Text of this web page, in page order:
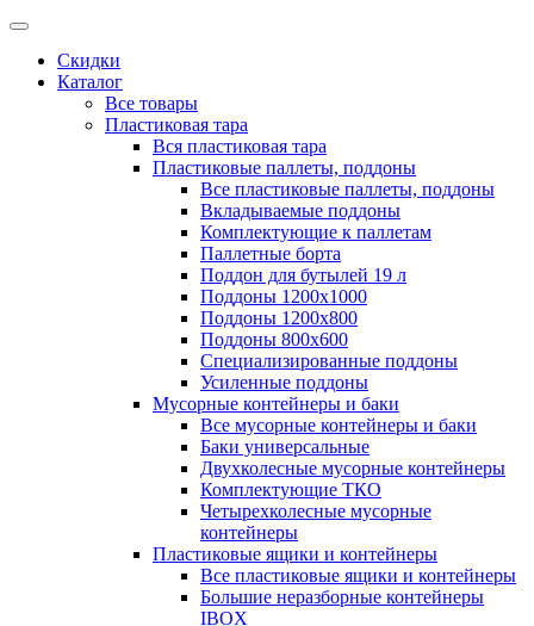
Скидки
Каталог
Все товары
Пластиковая тара
Вся пластиковая тара
Пластиковые паллеты, поддоны
Все пластиковые паллеты, поддоны
Вкладываемые поддоны
Комплектующие к паллетам
Паллетные борта
Поддон для бутылей 19 л
Поддоны 1200х1000
Поддоны 1200х800
Поддоны 800х600
Специализированные поддоны
Усиленные поддоны
Мусорные контейнеры и баки
Все мусорные контейнеры и баки
Баки универсальные
Двухколесные мусорные контейнеры
Комплектующие ТКО
Четырехколесные мусорные
контейнеры
Пластиковые ящики и контейнеры
Все пластиковые ящики и контейнеры
Большие неразборные контейнеры
IBOX